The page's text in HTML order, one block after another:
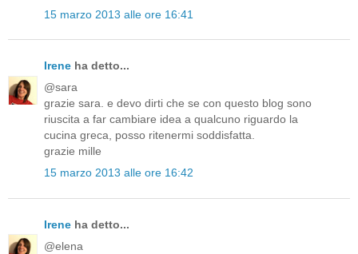
15 marzo 2013 alle ore 16:41
Irene ha detto...
@sara
grazie sara. e devo dirti che se con questo blog sono
riuscita a far cambiare idea a qualcuno riguardo la
cucina greca, posso ritenermi soddisfatta.
grazie mille
15 marzo 2013 alle ore 16:42
Irene ha detto...
@elena